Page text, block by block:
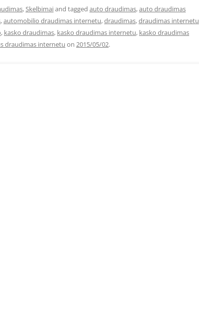
,Skelbimaiand tagged auto draudimas,auto draudimas
,automobilio draudimas internetu,draudimas,draudimas internetu
, kasko draudimas, kasko draudimas internetu, kasko draudimas
draudimas internetu on 2015/05/02.